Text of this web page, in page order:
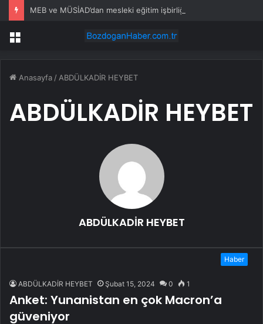
MEB ve MÜSİAD’dan mesleki eğitim işbirliği protokolü
Menü
Anasayfa /ABDÜLKADİR HEYBET
ABDÜLKADİR HEYBET
ABDÜLKADİR HEYBET
Haber
ABDÜLKADİR HEYBET Şubat 15, 2024 0 1
Anket: Yunanistan en çok Macron’a
güveniyor